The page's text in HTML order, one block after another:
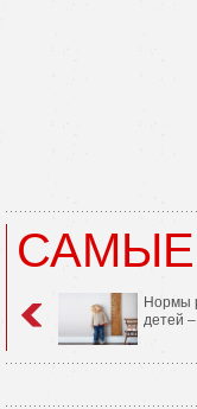
САМЫЕ
Нормы
детей